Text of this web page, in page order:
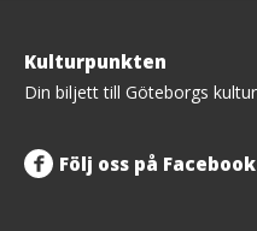
Tillbaka
upp
Kulturpunkten
Din biljett till Göteborgs
Följ oss på Facebook